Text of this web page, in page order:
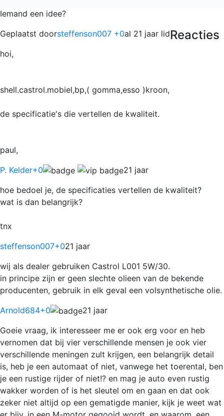
Iemand een idee?
Geplaatst doorsteffenson007 +0al 21 jaar lidReacties
hoi,
shell.castrol.mobiel,bp,( gomma,esso )kroon,
de specificatie's die vertellen de kwaliteit.
paul,
P. Kelder+0
21 jaar
hoe bedoel je, de specificaties vertellen de kwaliteit?
wat is dan belangrijk?
tnx
steffenson007+021 jaar
wij als dealer gebruiken Castrol L001 5W/30.
in principe zijn er geen slechte olieen van de bekende
producenten, gebruik in elk geval een volsynthetische olie.
Arnold684+0
21 jaar
Goeie vraag, ik interesseer me er ook erg voor en heb
vernomen dat bij vier verschillende mensen je ook vier
verschillende meningen zult krijgen, een belangrijk detail
is, heb je een automaat of niet, vanwege het toerental, ben
je een rustige rijder of niet!? en mag je auto even rustig
wakker worden of is het sleutel om en gaan en dat ook
zeker niet altijd op een gematigde manier, kijk je weet wat